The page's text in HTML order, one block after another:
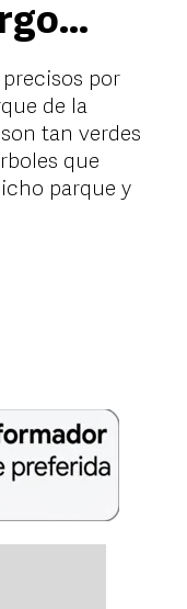
por
de la
tan verdes
que
parque y